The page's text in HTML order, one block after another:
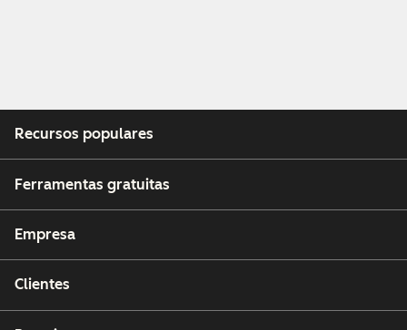
Recursos populares
Ferramentas gratuitas
Empresa
Clientes